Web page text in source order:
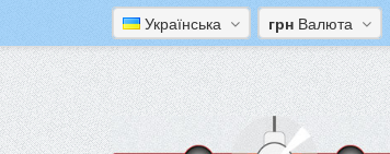
Українська грн Валюта